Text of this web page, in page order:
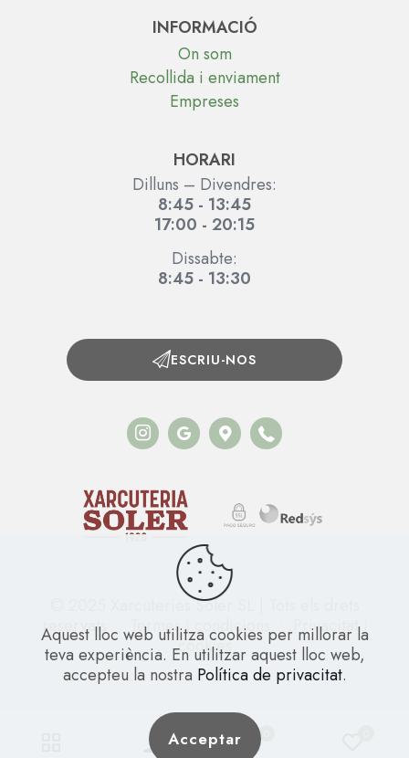
23,50 €
INFORMACIÓ
On som
Recollida i enviament
Empreses
HORARI
Dilluns – Divendres:
8:45 - 13:45
17:00 - 20:15
Dissabte:
8:45 - 13:30
ESCRIU-NOS
© 2025 Xarcuteries Soler SL | Tots els drets
reservats •
Termes i condicions
Privacitat i
cookies
Aquest lloc web utilitza cookies per millorar la
teva experiència. En utilitzar aquest lloc web,
accepteu la nostra Política de privacitat.
Acceptar